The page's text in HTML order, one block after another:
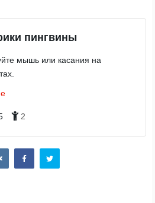
пингвины
мышь или касания на
2